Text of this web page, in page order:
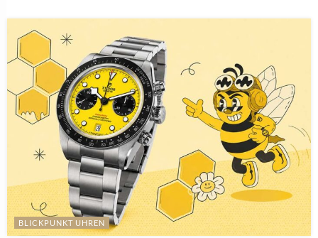
BLICKPUNKT UHREN